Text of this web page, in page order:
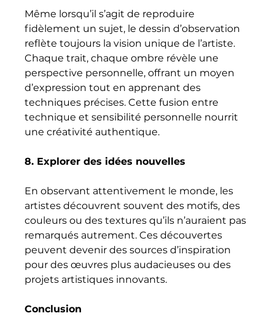
Même lorsqu’il s’agit de reproduire
fidèlement un sujet, le dessin d’observation
reflète toujours la vision unique de l’artiste.
Chaque trait, chaque ombre révèle une
perspective personnelle, offrant un moyen
d’expression tout en apprenant des
techniques précises. Cette fusion entre
technique et sensibilité personnelle nourrit
une créativité authentique.
8. Explorer des idées nouvelles
En observant attentivement le monde, les
artistes découvrent souvent des motifs, des
couleurs ou des textures qu’ils n’auraient pas
remarqués autrement. Ces découvertes
peuvent devenir des sources d’inspiration
pour des œuvres plus audacieuses ou des
projets artistiques innovants.
Conclusion